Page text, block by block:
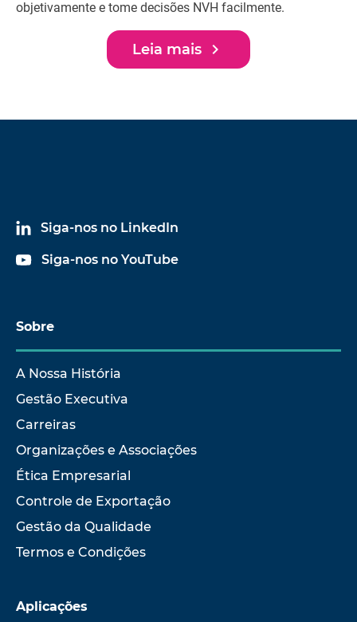
fones de ouvido equalizados e combinados. Hardware
opcional pode ser fornecido.
objetivamente e tome decisões NVH facilmente.
Leia mais navigate_next
Siga-nos no LinkedIn
Siga-nos no YouTube
Sobre
A Nossa História
Gestão Executiva
Carreiras
Organizações e Associações
Ética Empresarial
Controle de Exportação
Gestão da Qualidade
Termos e Condições
Aplicações